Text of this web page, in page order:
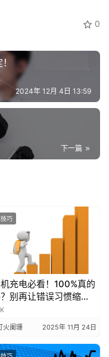
0
2024年 12月 4日 13:59
下一篇
巧
机充电必看！100%真的
别再让错误习惯缩短
命！
火阑珊 2025年 11月 24日